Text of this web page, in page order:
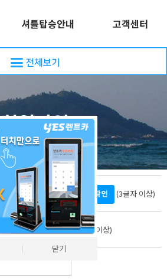
셔틀탑승안내 고객센터
회원가입
중복확인 (3글자 이상)
(4글자 이상)
│ 닫기